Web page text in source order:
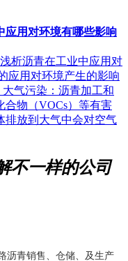
应用对环境有哪些影响
析沥青在工业中应用对
应用对环境产生的影响
气污染：沥青加工和
合物（VOCs）等有害
排放到大气中会对空气
不一样的公司
沥青销售、仓储、及生产